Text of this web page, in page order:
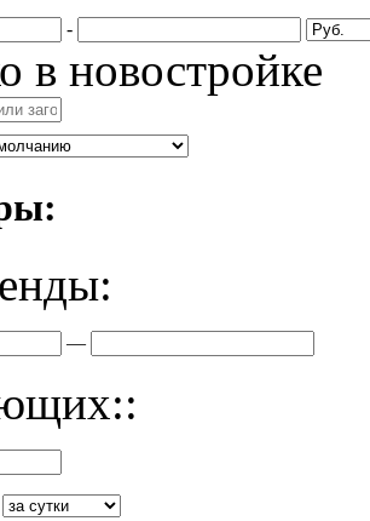
-
в новостройке
—